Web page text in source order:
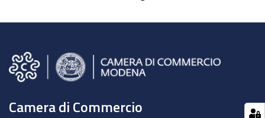
Camera di Commercio